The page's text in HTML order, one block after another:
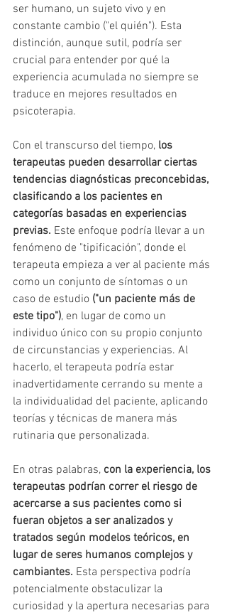
ser humano, un sujeto vivo y en
constante cambio ("el quién"). Esta
distinción, aunque sutil, podría ser
crucial para entender por qué la
experiencia acumulada no siempre se
traduce en mejores resultados en
psicoterapia.
Con el transcurso del tiempo, los
terapeutas pueden desarrollar ciertas
tendencias diagnósticas preconcebidas,
clasificando a los pacientes en
categorías basadas en experiencias
previas. Este enfoque podría llevar a un
fenómeno de "tipificación", donde el
terapeuta empieza a ver al paciente más
como un conjunto de síntomas o un
caso de estudio ("un paciente más de
este tipo"), en lugar de como un
individuo único con su propio conjunto
de circunstancias y experiencias. Al
hacerlo, el terapeuta podría estar
inadvertidamente cerrando su mente a
la individualidad del paciente, aplicando
teorías y técnicas de manera más
rutinaria que personalizada.
En otras palabras, con la experiencia, los
terapeutas podrían correr el riesgo de
acercarse a sus pacientes como si
fueran objetos a ser analizados y
tratados según modelos teóricos, en
lugar de seres humanos complejos y
cambiantes. Esta perspectiva podría
potencialmente obstaculizar la
curiosidad y la apertura necesarias para